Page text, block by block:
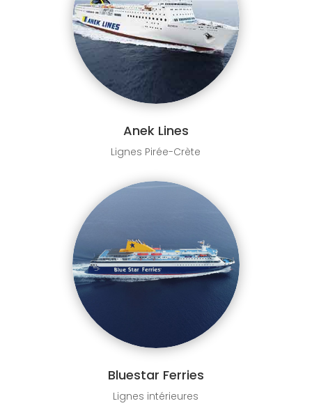
Anek Lines
Lignes Pirée-Crète
Bluestar Ferries
Lignes intérieures